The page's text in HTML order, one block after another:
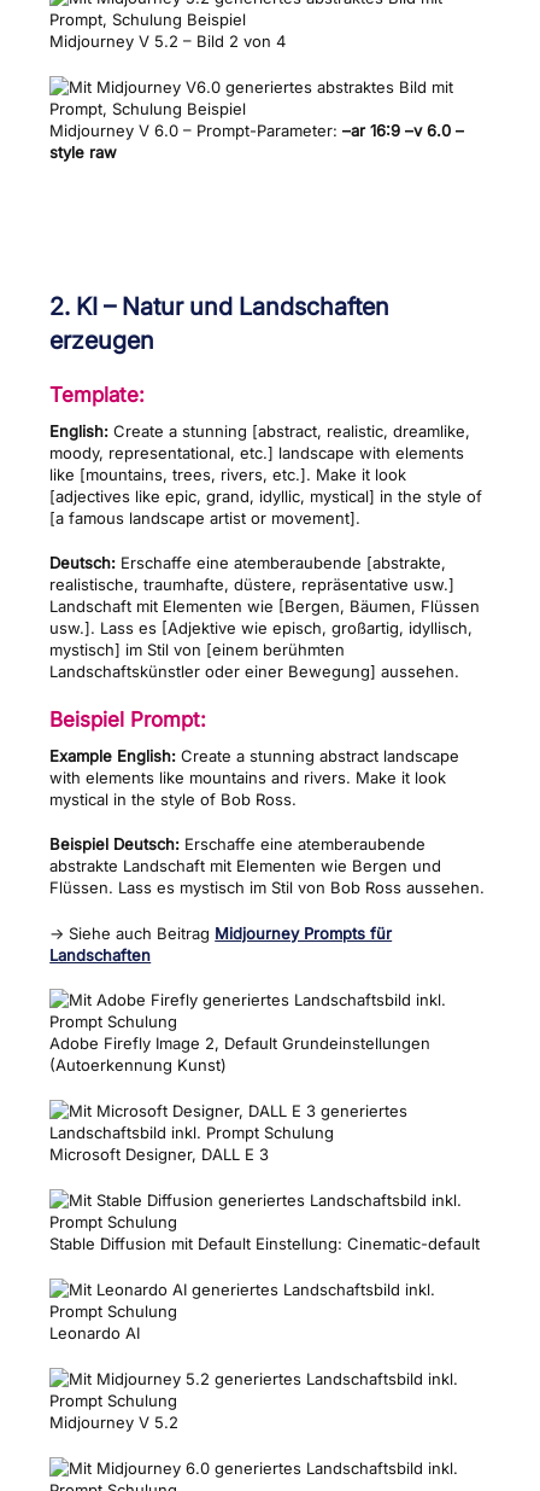
Midjourney V 5.2 – Bild 2 von 4
Midjourney V 6.0 – Prompt-Parameter:–ar 16:9 –v 6.0 –
style raw
2. KI – Natur und Landschaften
erzeugen
Template:
English:Create a stunning [abstract, realistic, dreamlike,
moody, representational, etc.] landscape with elements
like [mountains, trees, rivers, etc.]. Make it look
[adjectives like epic, grand, idyllic, mystical] in the style of
[a famous landscape artist or movement].
Deutsch: Erschaffe eine atemberaubende [abstrakte,
realistische, traumhafte, düstere, repräsentative usw.]
Landschaft mit Elementen wie [Bergen, Bäumen, Flüssen
usw.]. Lass es [Adjektive wie episch, großartig, idyllisch,
mystisch] im Stil von [einem berühmten
Landschaftskünstler oder einer Bewegung] aussehen.
Beispiel Prompt:
Example English:Create a stunning abstract landscape
with elements like mountains and rivers. Make it look
mystical in the style of Bob Ross.
Beispiel Deutsch: Erschaffe eine atemberaubende
abstrakte Landschaft mit Elementen wie Bergen und
Flüssen. Lass es mystisch im Stil von Bob Ross aussehen.
→ Siehe auch Beitrag Midjourney Prompts für
Landschaften
Adobe Firefly Image 2, Default Grundeinstellungen
(Autoerkennung Kunst)
Microsoft Designer, DALL E 3
Stable Diffusion mit Default Einstellung: Cinematic-default
Leonardo AI
Midjourney V 5.2